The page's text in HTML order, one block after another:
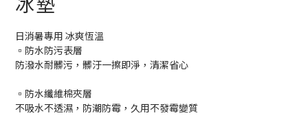
日消暑專用 冰爽恆溫
▫️防水防污表層
防潑水耐髒污，髒汙一擦即淨，清潔省心
▫️防水纖維棉夾層
不吸水不透濕，防潮防霉，久用不發霉變質